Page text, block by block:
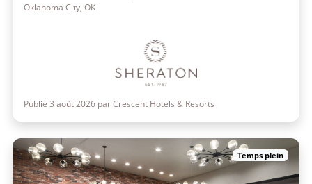
Oklahoma City, OK
Publié 3 août 2026 par Crescent Hotels & Resorts
Temps plein